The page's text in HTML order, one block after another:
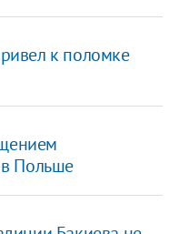
к поломке
Польше